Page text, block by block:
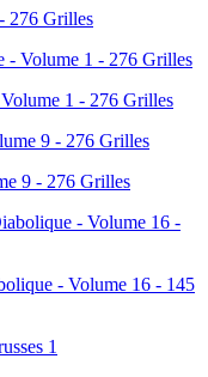
276 Grilles
1 - 276 Grilles
9 - 276 Grilles
- Volume 16 - 145